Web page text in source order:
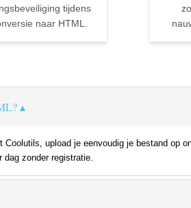
tijdens
naar HTML.
upload je eenvoudig je bestand op
zonder registratie.